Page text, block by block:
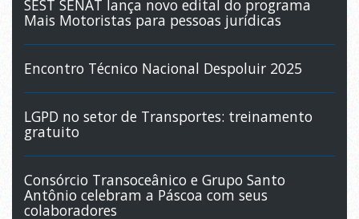
SEST SENAT lança novo edital do programa
Mais Motoristas para pessoas jurídicas
Encontro Técnico Nacional Despoluir 2025
LGPD no setor de Transportes: treinamento
gratuito
Consórcio Transoceânico e Grupo Santo
Antônio celebram a Páscoa com seus
colaboradores